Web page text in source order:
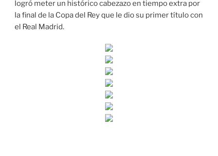
logró meter un histórico cabezazo en tiempo extra por
la final de la Copa del Rey que le dio su primer título con
el Real Madrid.